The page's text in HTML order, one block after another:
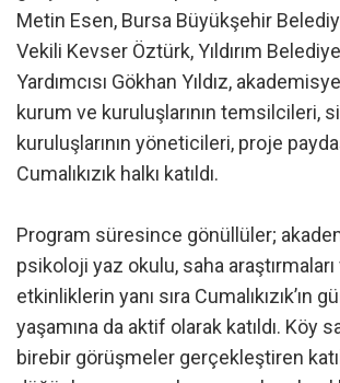
Metin Esen, Bursa Büyükşehir
Vekili Kevser Öztürk, Yıldırım
Yardımcısı Gökhan Yıldız,
kurum ve kuruluşlarının temsilcileri,
kuruluşlarının yöneticileri, proje
Cumalıkızık halkı katıldı.
Program süresince gönüllüler;
psikoloji yaz okulu, saha
etkinliklerin yanı sıra Cumalıkızık’ın
yaşamına da aktif olarak katıldı. Köy
birebir görüşmeler gerçekleştiren